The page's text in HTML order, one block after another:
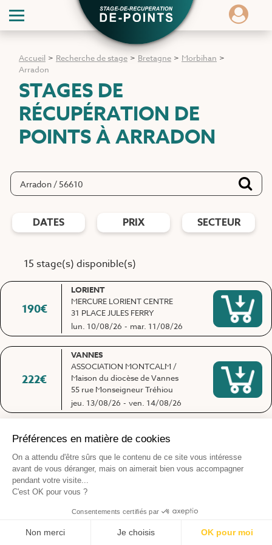
Accueil > Recherche de stage > Bretagne > Morbihan >
Arradon
STAGES DE
RÉCUPÉRATION DE
POINTSÀ ARRADON
DATES PRIX SECTEUR
15 stage(s) disponible(s)
190€
LORIENT
MERCURE LORIENT CENTRE
31 PLACE JULES FERRY
lun. 10/08/26 - mar. 11/08/26
222€
VANNES
ASSOCIATION MONTCALM /
Maison du diocèse de Vannes
55 rue Monseigneur Tréhiou
jeu. 13/08/26 - ven. 14/08/26
253€
ASSOCIATION MONTCALM /
Maison du diocèse de Vannes
55 rue Monseigneur Tréhiou
ven. 21/08/26
253€
LORIENT
29 rue du Couedic